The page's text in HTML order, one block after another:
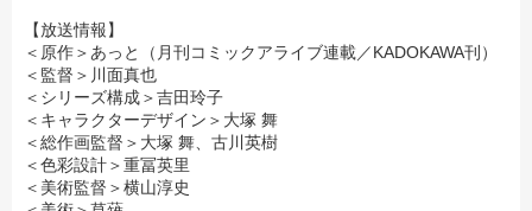
【放送情報】
＜原作＞あっと（月刊コミックアライブ連載／KADOKAWA刊）
＜監督＞川面真也
＜シリーズ構成＞吉田玲子
＜キャラクターデザイン＞大塚 舞
＜総作画監督＞大塚 舞、古川英樹
＜色彩設計＞重冨英里
＜美術監督＞横山淳史